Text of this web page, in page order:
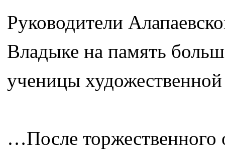
Руководители
Владыке на память
ученицы
…После торжественного